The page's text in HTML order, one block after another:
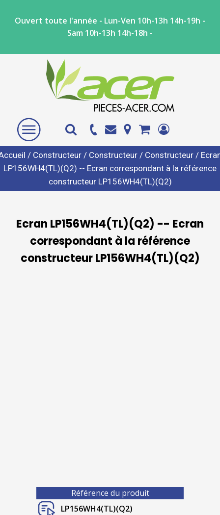
Ouvert toute l'année - Lun-Ven 10h-13h 14h-19h -
Sam 10h-13h 14h-18h -
/ Constructeur / Constructeur / Constructeur /
LP156WH4(TL)(Q2) -- Ecran correspondant à la référence
constructeur LP156WH4(TL)(Q2)
Ecran LP156WH4(TL)(Q2) -- Ecran
correspondant à la référence
constructeur LP156WH4(TL)(Q2)
Référence du produit
LP156WH4(TL)(Q2)